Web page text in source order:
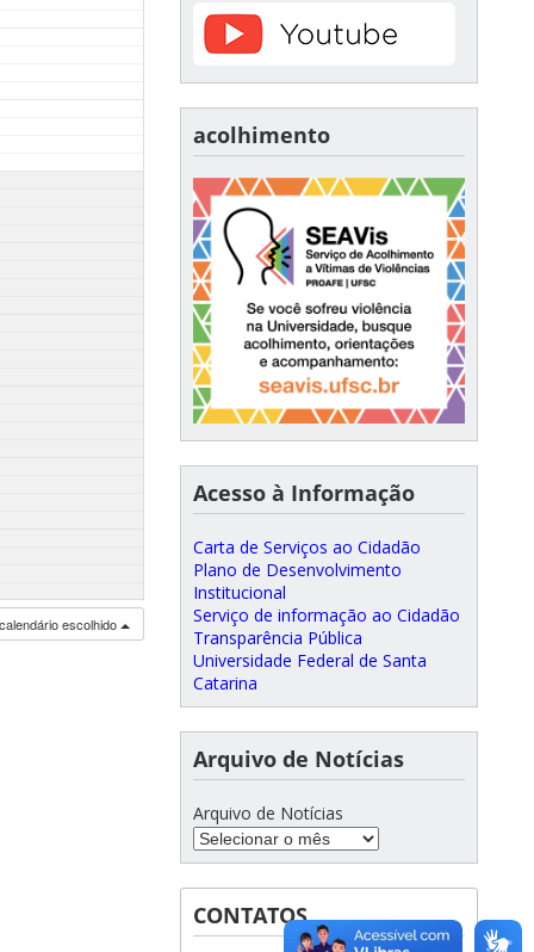
escolhido
acolhimento
Acesso à Informação
Carta de Serviços ao Cidadão
Plano de Desenvolvimento
Institucional
Serviço de informação ao Cidadão
Transparência Pública
Universidade Federal de Santa
Catarina
Arquivo de Notícias
Arquivo de Notícias
CONTATOS